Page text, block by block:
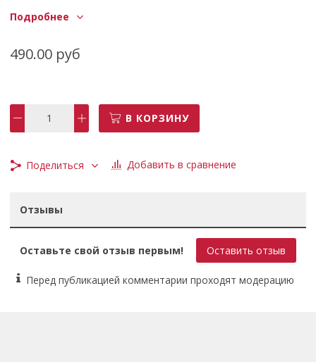
Подробнее
490.00 руб
В КОРЗИНУ
Поделиться Добавить в сравнение
Отзывы
Оставьте свой отзыв первым! Оставить отзыв
Перед публикацией комментарии проходят модерацию